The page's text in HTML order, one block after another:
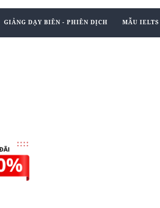
GIẢNG DẠY BIÊN - PHIÊN DỊCH MẪU IELTS